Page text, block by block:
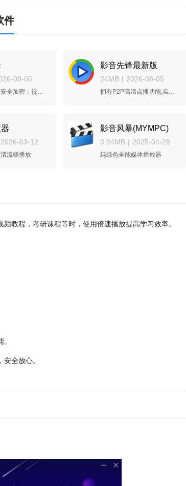
件
08-05
端到端传输,安全加密；视频硬解加速,边下边播
影音先锋最新版
24MB | 2026-08-05
拥有P2P高清点播功能,实现边下边播边硬解
2026-03-12
流畅播放
影音风暴(MYMPC)
3.94MB | 2025-04-28
纯绿色全能媒体播放器
教程，考研课程等时，使用倍速播放提高学习效率。
全放心。